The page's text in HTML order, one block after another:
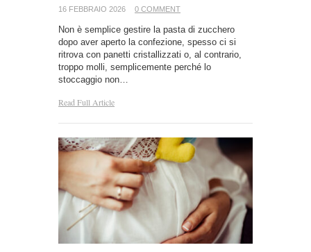
16 FEBBRAIO 2026 0 COMMENT
Non è semplice gestire la pasta di zucchero
dopo aver aperto la confezione, spesso ci si
ritrova con panetti cristallizzati o, al contrario,
troppo molli, semplicemente perché lo
stoccaggio non…
Read Full Article